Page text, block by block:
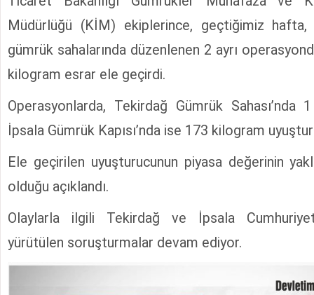
Müdürlüğü (KİM) ekiplerince, geçtiğimiz
gümrük sahalarında düzenlenen 2 ayrı
kilogram esrar ele geçirdi.
Operasyonlarda, Tekirdağ Gümrük
İpsala Gümrük Kapısı’nda ise 173 kilogram
Ele geçirilen uyuşturucunun piyasa değerinin
olduğu açıklandı.
Olaylarla ilgili Tekirdağ ve İpsala Cumhuriyet
yürütülen soruşturmalar devam ediyor.